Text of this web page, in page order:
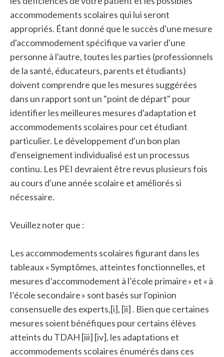
accommodements scolaires qui lui seront
appropriés. Étant donné que le succès d'une mesure
d'accommodement spécifique va varier d'une
personne à l'autre, toutes les parties (professionnels
de la santé, éducateurs, parents et étudiants)
doivent comprendre que les mesures suggérées
dans un rapport sont un "point de départ" pour
identifier les meilleures mesures d'adaptation et
accommodements scolaires pour cet étudiant
particulier. Le développement d'un bon plan
d'enseignement individualisé est un processus
continu. Les PEI devraient être revus plusieurs fois
au cours d'une année scolaire et améliorés si
nécessaire.
Veuillez noter que :
Les accommodements scolaires figurant dans les
tableaux « Symptômes, atteintes fonctionnelles, et
mesures d’accommodement à l’école primaire » et « à
l’école secondaire » sont basés sur l'opinion
consensuelle des experts,[i], [ii] . Bien que certaines
mesures soient bénéfiques pour certains élèves
atteints du TDAH [iii] [iv], les adaptations et
accommodements scolaires énumérés dans ces